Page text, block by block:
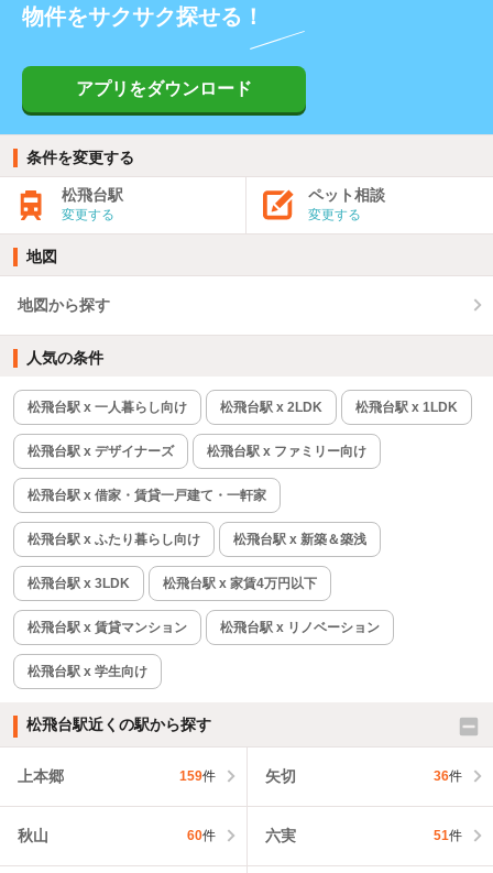
物件をサクサク探せる！
アプリをダウンロード
条件を変更する
松飛台駅
変更する
ペット相談
変更する
地図
地図から探す
人気の条件
松飛台駅 x 一人暮らし向け 松飛台駅 x 2LDK 松飛台駅 x 1LDK
松飛台駅 x デザイナーズ 松飛台駅 x ファミリー向け
松飛台駅 x 借家・賃貸一戸建て・一軒家
松飛台駅 x ふたり暮らし向け 松飛台駅 x 新築＆築浅
松飛台駅 x 3LDK 松飛台駅 x 家賃4万円以下
松飛台駅 x 賃貸マンション 松飛台駅 x リノベーション
松飛台駅 x 学生向け
松飛台駅近くの駅から探す
上本郷 159件 矢切 36件
秋山 60件 六実 51件